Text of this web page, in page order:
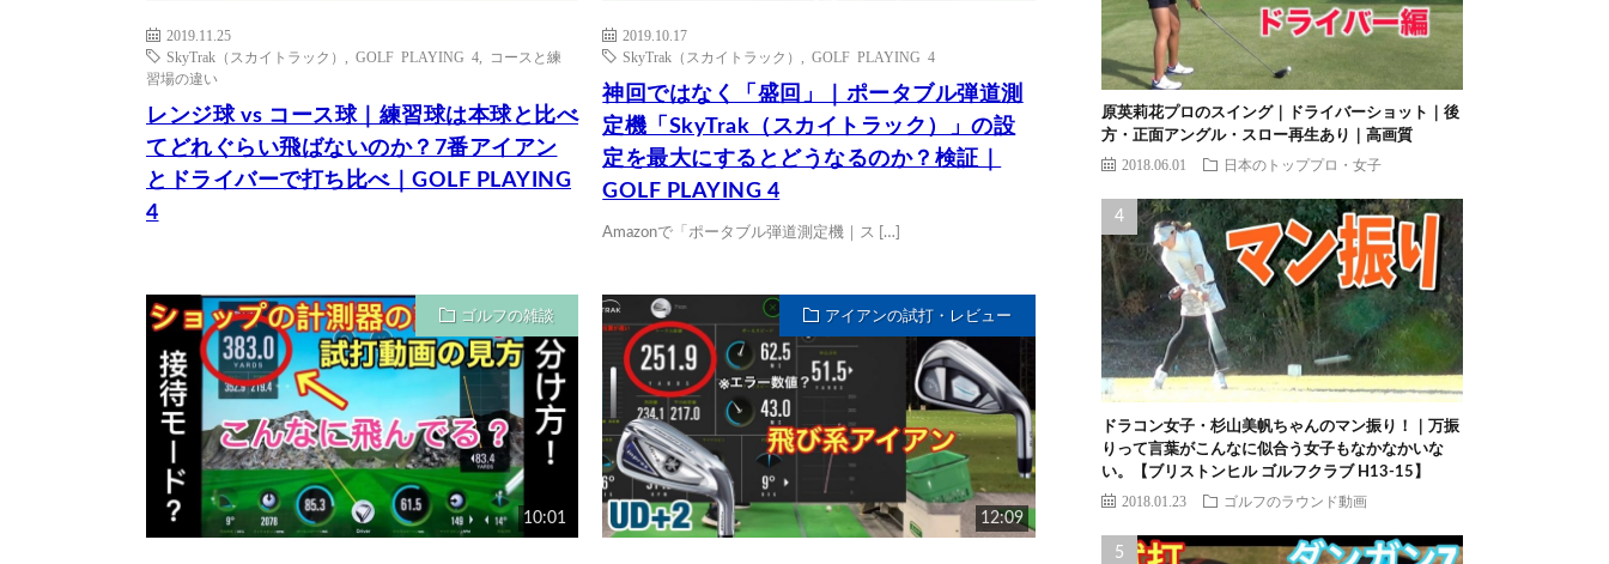
2019.11.25
SkyTrak（スカイトラック）
GOLF PLAYING 4
コースと練
習場の違い
レンジ球 vs コース球｜練習球は本球と比べ
てどれぐらい飛ばないのか？7番アイアン
とドライバーで打ち比べ｜GOLF PLAYING
4
2019.10.17
SkyTrak（スカイトラック）
,GOLF PLAYING 4
神回ではなく「盛回」｜ポータブル弾道測
定機「SkyTrak（スカイトラック）」の設
定を最大にするとどうなるのか？検証｜
GOLF PLAYING 4
Amazonで「ポータブル弾道測定機｜ス […]
ゴルフの雑談
10:01
アイアンの試打・レビュー
12:09
原英莉花プロのスイング｜ドライバーショット｜後
方・正面アングル・スロー再生あり｜高画質
2018.06.01 日本のトッププロ・女子
ドラコン女子・杉山美帆ちゃんのマン振り！｜万振
りって言葉がこんなに似合う女子もなかなかいな
い。【ブリストンヒル ゴルフクラブ H13-15】
2018.01.23 ゴルフのラウンド動画